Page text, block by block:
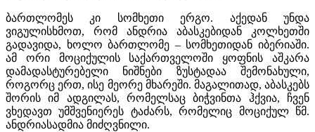
ბართლომეს კი სომხეთი ერგო. აქედან უნდა
ვიგულისხმოთ, რომ ანდრია აბასკებიდან კოლხეთში
გადავიდა, ხოლო ბართლომე – სომხეთიდან იბერიაში.
ამ ორი მოციქულის საქართველოში ყოფნის აშკარა
დამადასტურებელი ნიშნები ზუსტადაა შემონახული,
როგორც ერთ, ისე მეორე მხარეში. მაგალითად, აბასკებს
შორის იმ ადგილას, რომელსაც ბიჭვინთა ჰქვია, ჩვენ
ვხედავთ უმშვენიერეს ტაძარს, რომელიც მოციქულ წმ.
ანდრიასადმია მიძღვნილი.